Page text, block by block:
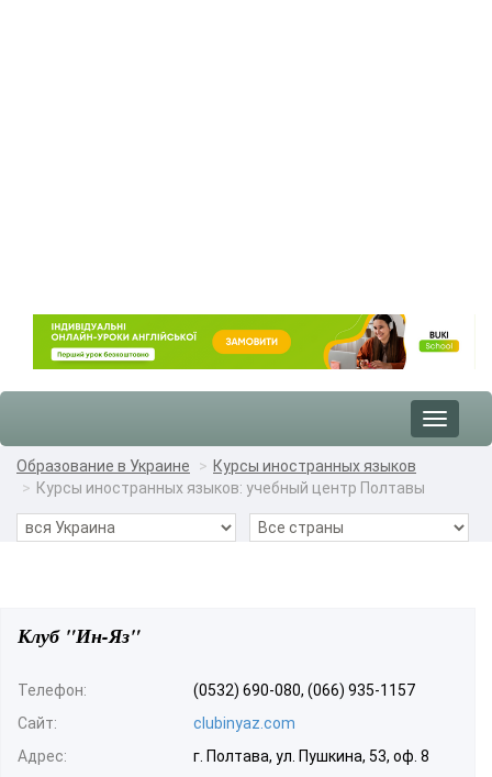
Toggle
Образование в Украине
Курсы иностранных языков
Курсы иностранных языков: учебный центр Полтавы
Клуб "Ин-Яз"
Телефон:
(0532) 690-080, (066) 935-1157
Сайт:
clubinyaz.com
Адрес:
г. Полтава, ул. Пушкина, 53, оф. 8